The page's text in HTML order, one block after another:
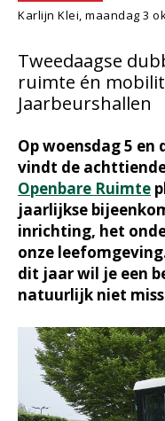
Karlijn Klei, maandag 3
Tweedaagse
ruimte én
Jaarbeurshallen
Op woensdag 5 en
vindt de
Openbare Ruimte
jaarlijkse
inrichting, het
onze
dit jaar wil je een
natuurlijk niet